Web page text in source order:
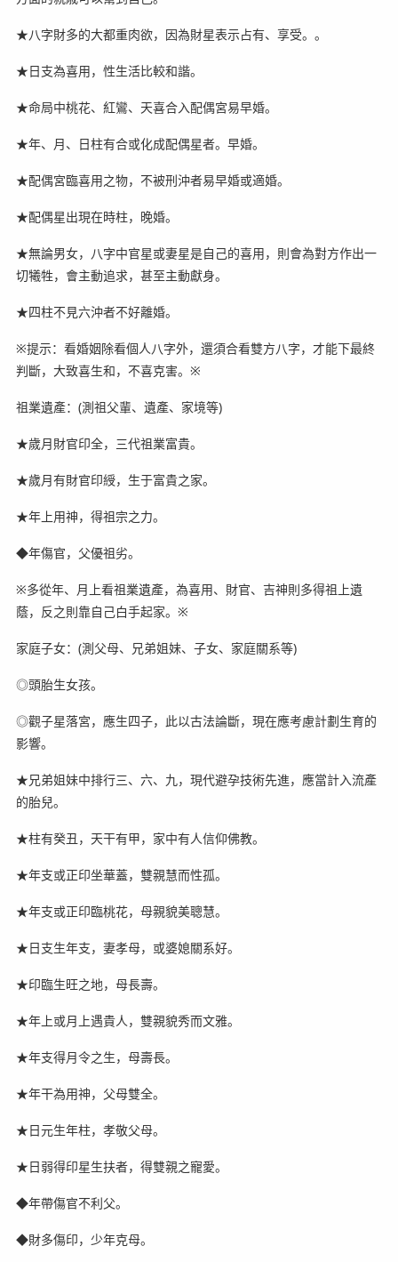
★八字財多的大都重肉欲，因為財星表示占有、享受。。
★日支為喜用，性生活比較和諧。
★命局中桃花、紅鸞、天喜合入配偶宮易早婚。
★年、月、日柱有合或化成配偶星者。早婚。
★配偶宮臨喜用之物，不被刑沖者易早婚或適婚。
★配偶星出現在時柱，晚婚。
★無論男女，八字中官星或妻星是自己的喜用，則會為對方作出一
切犧牲，會主動追求，甚至主動獻身。
★四柱不見六沖者不好離婚。
※提示：看婚姻除看個人八字外，還須合看雙方八字，才能下最終
判斷，大致喜生和，不喜克害。※
祖業遺產：(測祖父輩、遺產、家境等)
★歲月財官印全，三代祖業富貴。
★歲月有財官印綬，生于富貴之家。
★年上用神，得祖宗之力。
◆年傷官，父優祖劣。
※多從年、月上看祖業遺產，為喜用、財官、吉神則多得祖上遺
蔭，反之則靠自己白手起家。※
家庭子女：(測父母、兄弟姐妹、子女、家庭關系等)
◎頭胎生女孩。
◎觀子星落宮，應生四子，此以古法論斷，現在應考慮計劃生育的
影響。
★兄弟姐妹中排行三、六、九，現代避孕技術先進，應當計入流產
的胎兒。
★柱有癸丑，天干有甲，家中有人信仰佛教。
★年支或正印坐華蓋，雙親慧而性孤。
★年支或正印臨桃花，母親貌美聰慧。
★日支生年支，妻孝母，或婆媳關系好。
★印臨生旺之地，母長壽。
★年上或月上遇貴人，雙親貌秀而文雅。
★年支得月令之生，母壽長。
★年干為用神，父母雙全。
★日元生年柱，孝敬父母。
★日弱得印星生扶者，得雙親之寵愛。
◆年帶傷官不利父。
◆財多傷印，少年克母。